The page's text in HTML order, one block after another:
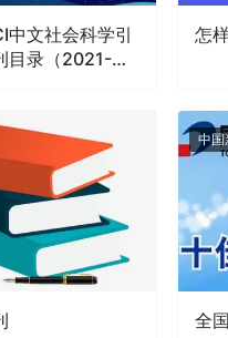
中文社会科学引
目录（2021-
怎
中国
全